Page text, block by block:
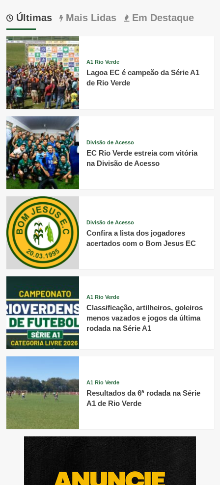
Últimas Mais Lidas Em Destaque
A1 Rio Verde
Lagoa EC é campeão da Série A1
de Rio Verde
Divisão de Acesso
EC Rio Verde estreia com vitória
na Divisão de Acesso
Divisão de Acesso
Confira a lista dos jogadores
acertados com o Bom Jesus EC
A1 Rio Verde
Classificação, artilheiros, goleiros
menos vazados e jogos da última
rodada na Série A1
A1 Rio Verde
Resultados da 6ª rodada na Série
A1 de Rio Verde